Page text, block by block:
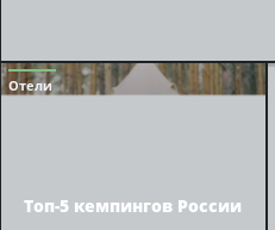
Отели
Топ-5 кемпингов России